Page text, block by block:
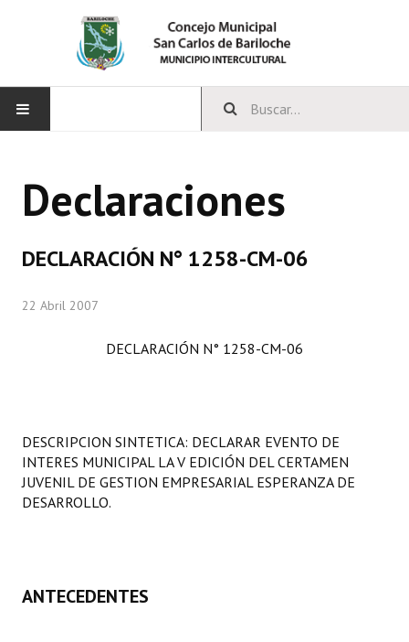
CONCEJO
Comisiones Especiales
LEGISLACIÓN
Constitución Nacional
Carta Orgánica 2007
Declaraciones
DECLARACIÓN N° 1258-CM-06
22 Abril 2007
DECLARACIÓN N° 1258-CM-06
DESCRIPCION SINTETICA: DECLARAR EVENTO DE
INTERES MUNICIPAL LA V EDICIÓN DEL CERTAMEN
JUVENIL DE GESTION EMPRESARIAL ESPERANZA DE
DESARROLLO.
ANTECEDENTES